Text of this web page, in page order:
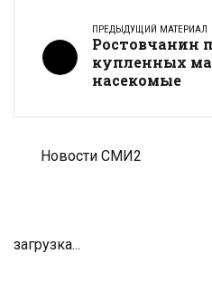
ПРЕДЫДУЩИЙ МАТЕРИАЛ
Ростовчанин
купленных
насекомые
Новости СМИ2
загрузка...